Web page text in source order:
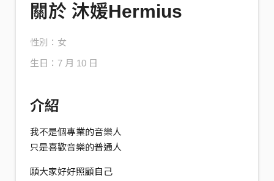
關於 沐媛Hermius
性別：女
生日：7 月 10 日
介紹
我不是個專業的音樂人
只是喜歡音樂的普通人
願大家好好照顧自己